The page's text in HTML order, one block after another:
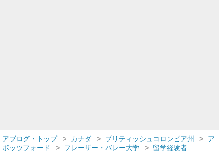
アブログ・トップ カナダ ブリティッシュコロンビア州
ア
ボッツフォード
フレーザー・バレー大学 留学経験者